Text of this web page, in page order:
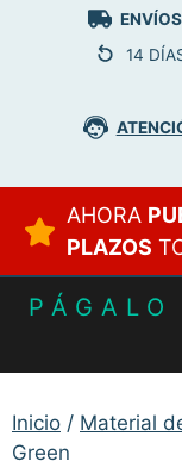
14
AHORA
PLAZOS
Inicio / Material
Green